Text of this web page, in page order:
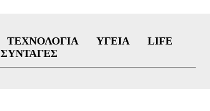
ΤΕΧΝΟΛΟΓΊΑ ΥΓΕΊΑ
LIFE
ΣΥΝΤΑΓΈΣ